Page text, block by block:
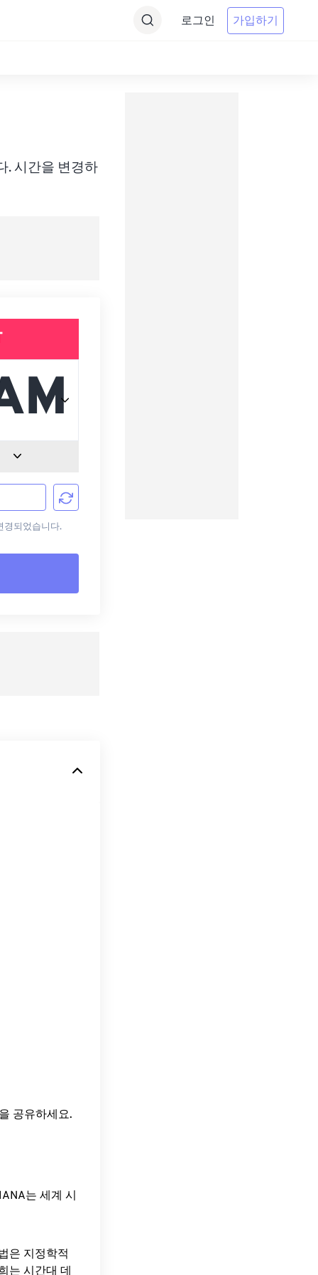
로그인 가입하기
. 시간을 변경하
경되었습니다.
공유하세요.
는 세계 시
은 지정학적
는 시간대 데